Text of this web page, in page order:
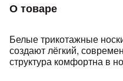
О товаре
Белые трикотажные
создают лёгкий,
структура комфортна в